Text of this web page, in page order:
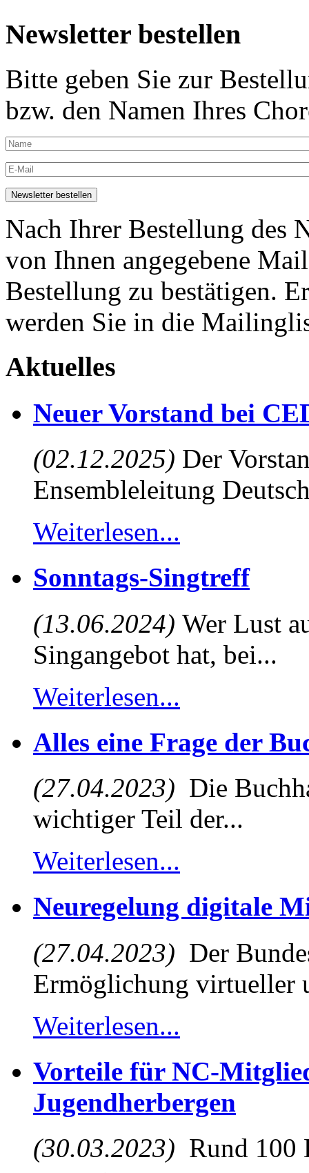
Newsletter bestellen
Bitte geben Sie zur
bzw. den Namen Ihres
Nach Ihrer Bestellung des
von Ihnen angegebene
Bestellung zu bestätigen.
werden Sie in die
Aktuelles
Neuer Vorstand bei
(02.12.2025) Der
Ensembleleitung
Weiterlesen...
Sonntags-Singtreff
(13.06.2024) Wer Lust
Singangebot hat, bei...
Weiterlesen...
Alles eine Frage der
(27.04.2023) Die
wichtiger Teil der...
Weiterlesen...
Neuregelung digitale
(27.04.2023) Der
Ermöglichung virtueller
Weiterlesen...
Vorteile für NC-
Jugendherbergen
(30.03.2023) Rund 100